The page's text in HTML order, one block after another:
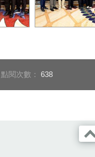
點閱次數： 638